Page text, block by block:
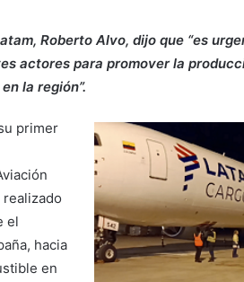
Roberto Alvo, dijo que “es
actores para promover la
la región”.
primer
realizado
el
hacia
en